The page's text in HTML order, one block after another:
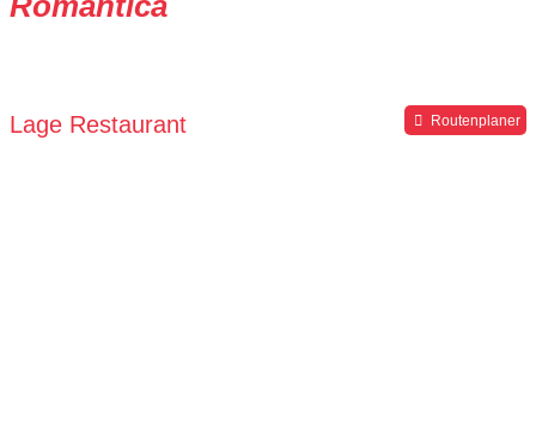
Lage Restaurant Routenplaner